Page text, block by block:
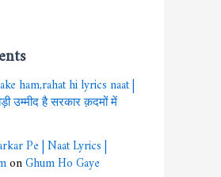
ham,rahat hi lyrics naat |
उम्मीद है सरकार क़दमों में
Pe | Naat Lyrics |
onGhum Ho Gaye